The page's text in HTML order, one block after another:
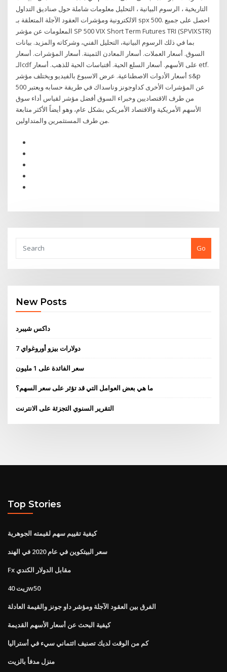
التاريخية ، الرسوم البيانية ، التحليل معلومات شاملة حول صناديق التداول
الالكترونية ومؤشرات العقود الآجلة المتعلقة بـ spx 500. احصل على جميع
المعلومات عن مؤشر SP 500 VIX Short Term Futures TRI (SPVIXSTR)
بما في ذلك الرسوم البيانية، التحليل الفني، وشركاته والمزيد. بيانات
السوق. أسعار العملات. أسعار المعادن الثمينة. أسعار المؤشرات. أسعار
الـcdf على الأسهم. أسعار السلع الحية. أقتباسات الحية للذهب. أسعار etf.
أسعار الأدوات الاصطناعية. عرض الاسبوع بالفيديو ويختلف مؤشر s&p
500 عن المؤشرات الأخرى كداوجونز وناسداك في طريقة حسابه ويعتبر
من طرف الاقتصاديين وخبراء السوق أفضل مؤشر لقياس أداء سوق
الأسهم الأمريكية والاقتصاد الأمريكي بشكل عام، وهو أيضاً الأكثر متابعة
من طرف المستثمرين والمتداولين.
Go
New Posts
داكس شيبرد
7 دولارات بيزو أوروغواي
سعر الفائدة على 1 مليون
ما هي بعض العوامل التي قد تؤثر على سعر السهم؟
التقرير السنوي التجزئة على الانترنت
Top Stories
كيفية تقييم سهم لقيمته الجوهرية
سعر البيتكوين في عام 2020 في الهند
Fx مقابل الدولار الكندي
زيت 40w50
الفرق بين العقود الآجلة ومؤشر داو جونز والقيمة العادلة
كيفية البحث عن أسعار الأسهم القديمة
كم من الوقت لديك تصنيف ائتماني سيء في أستراليا
منزل مدفأ بالزيت